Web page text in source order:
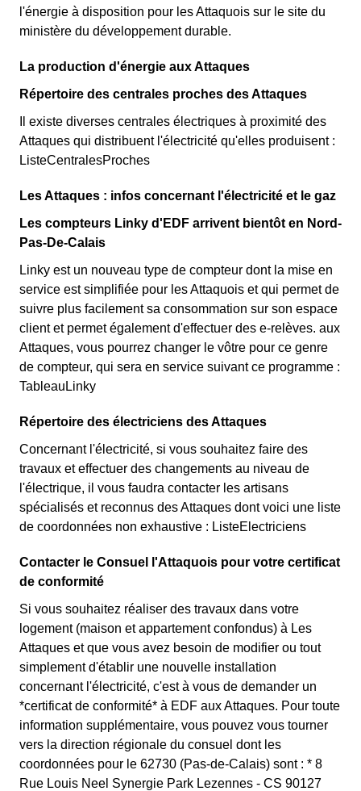
l'énergie à disposition pour les Attaquois sur le site du
ministère du développement durable.
La production d'énergie aux Attaques
Répertoire des centrales proches des Attaques
Il existe diverses centrales électriques à proximité des
Attaques qui distribuent l'électricité qu'elles produisent :
ListeCentralesProches
Les Attaques : infos concernant l'électricité et le gaz
Les compteurs Linky d'EDF arrivent bientôt en Nord-
Pas-De-Calais
Linky est un nouveau type de compteur dont la mise en
service est simplifiée pour les Attaquois et qui permet de
suivre plus facilement sa consommation sur son espace
client et permet également d'effectuer des e-relèves. aux
Attaques, vous pourrez changer le vôtre pour ce genre
de compteur, qui sera en service suivant ce programme :
TableauLinky
Répertoire des électriciens des Attaques
Concernant l'électricité, si vous souhaitez faire des
travaux et effectuer des changements au niveau de
l'électrique, il vous faudra contacter les artisans
spécialisés et reconnus des Attaques dont voici une liste
de coordonnées non exhaustive : ListeElectriciens
Contacter le Consuel l'Attaquois pour votre certificat
de conformité
Si vous souhaitez réaliser des travaux dans votre
logement (maison et appartement confondus) à Les
Attaques et que vous avez besoin de modifier ou tout
simplement d'établir une nouvelle installation
concernant l'électricité, c'est à vous de demander un
*certificat de conformité* à EDF aux Attaques. Pour toute
information supplémentaire, vous pouvez vous tourner
vers la direction régionale du consuel dont les
coordonnées pour le 62730 (Pas-de-Calais) sont : * 8
Rue Louis Neel Synergie Park Lezennes - CS 90127